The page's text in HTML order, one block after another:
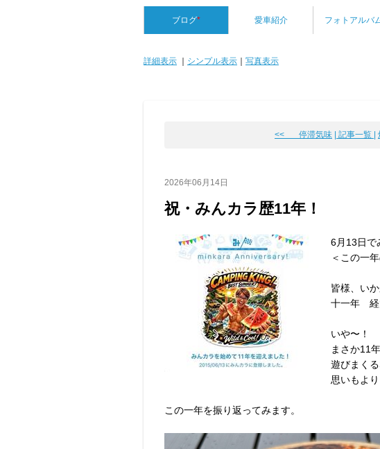
ブログ* 愛車紹介 フォトアルバ
詳細表示 シンプル表示 写真表示
<< 停滞気味 | 記事一覧 |
2026年06月14日
祝・みんカラ歴11年！
6月13日で
＜この一
皆様、い
十一年 経
いや〜！
まさか11年
遊びまく
思いもよ
この一年を振り返ってみます。